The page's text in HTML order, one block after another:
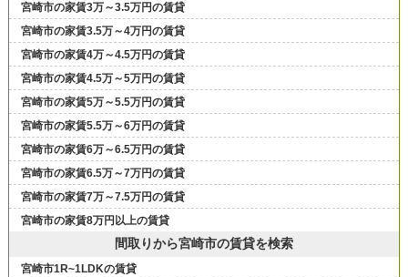
宮崎市の家賃3万～3.5万円の賃貸
宮崎市の家賃3.5万～4万円の賃貸
宮崎市の家賃4万～4.5万円の賃貸
宮崎市の家賃4.5万～5万円の賃貸
宮崎市の家賃5万～5.5万円の賃貸
宮崎市の家賃5.5万～6万円の賃貸
宮崎市の家賃6万～6.5万円の賃貸
宮崎市の家賃6.5万～7万円の賃貸
宮崎市の家賃7万～7.5万円の賃貸
宮崎市の家賃8万円以上の賃貸
間取りから宮崎市の賃貸を検索
宮崎市1R~1LDKの賃貸